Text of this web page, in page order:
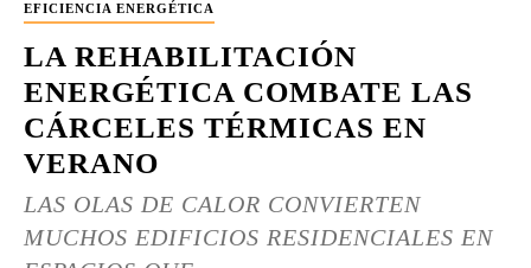
EFICIENCIA ENERGÉTICA
LA REHABILITACIÓN
ENERGÉTICA COMBATE LAS
CÁRCELES TÉRMICAS EN
VERANO
LAS OLAS DE CALOR CONVIERTEN
MUCHOS EDIFICIOS RESIDENCIALES EN